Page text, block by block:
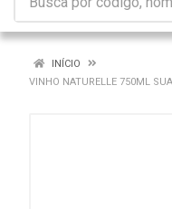
INÍCIO
VINHO NATURELLE 750ML